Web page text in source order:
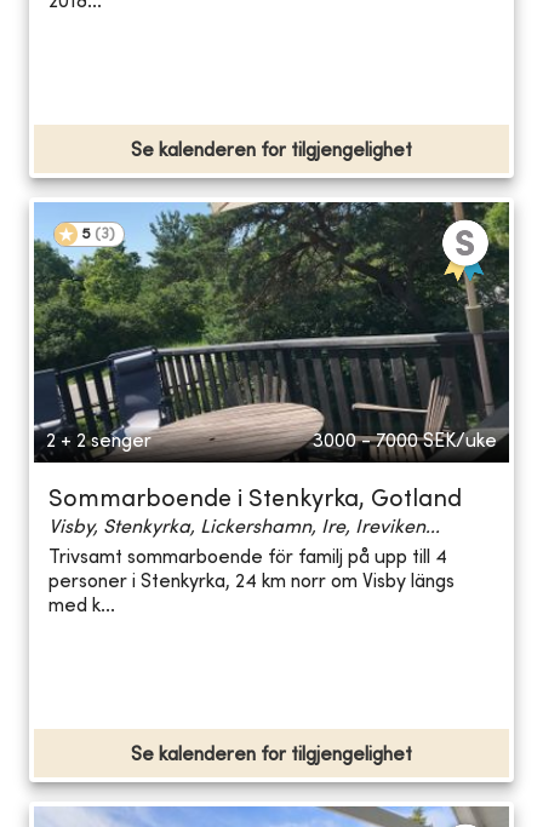
Se kalenderen for tilgjengelighet
5 (3)
2 + 2 senger 3000 - 7000 SEK/uke
Sommarboende i Stenkyrka, Gotland
Visby, Stenkyrka, Lickershamn, Ire, Ireviken...
Trivsamt sommarboende för familj på upp till 4
personer i Stenkyrka, 24 km norr om Visby längs
med k...
Se kalenderen for tilgjengelighet